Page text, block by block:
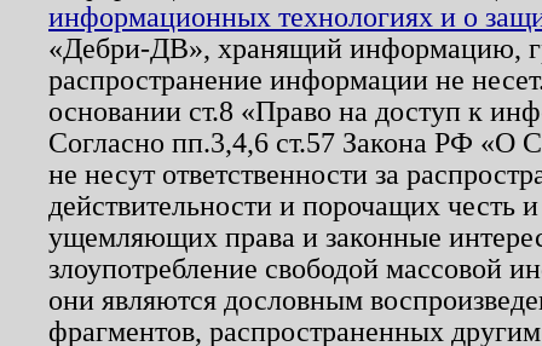
информационных технологиях и о
«Дебри-ДВ», хранящий информацию,
распространение информации не
основании ст.8 «Право на доступ к
Согласно пп.3,4,6 ст.57 Закона РФ «О
не несут ответственности за
действительности и порочащих честь
ущемляющих права и законные
злоупотребление свободой массовой
они являются дословным
фрагментов, распространенных